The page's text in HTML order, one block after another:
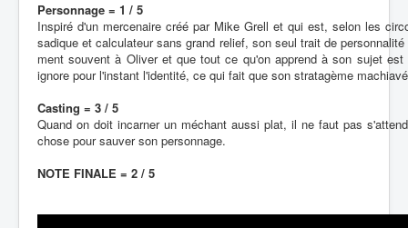
Personnage = 1 / 5
Inspiré d'un mercenaire créé par Mike Grell et qui est, selon les
sadique et calculateur sans grand relief, son seul trait de
ment souvent à Oliver et que tout ce qu'on apprend à son sujet
ignore pour l'instant l'identité, ce qui fait que son stratagème
Casting = 3 / 5
Quand on doit incarner un méchant aussi plat, il ne faut pas
chose pour sauver son personnage.
NOTE FINALE = 2 / 5